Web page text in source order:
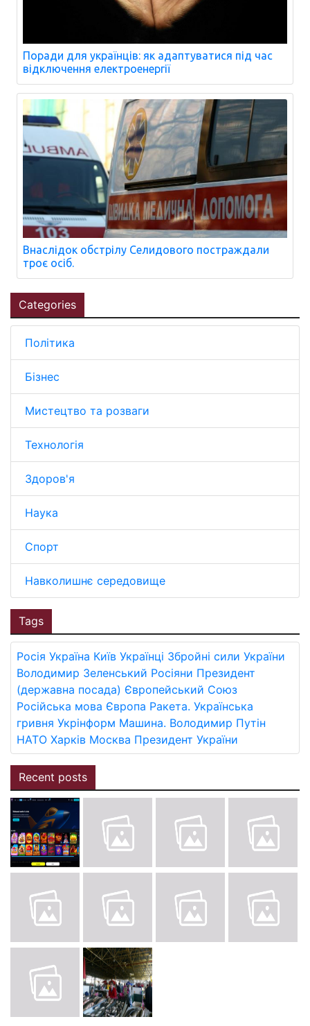
Поради для українців: як адаптуватися під час
відключення електроенергії
Внаслідок обстрілу Селидового постраждали
троє осіб.
Categories
Політика
Бізнес
Мистецтво та розваги
Технологія
Здоров'я
Наука
Спорт
Навколишнє середовище
Tags
Росія Україна Київ Українці Збройні сили України
Володимир Зеленський Росіяни Президент
(державна посада) Європейський Союз
Російська мова Європа Ракета. Українська
гривня Укрінформ Машина. Володимир Путін
НАТО Харків Москва Президент України
Recent posts